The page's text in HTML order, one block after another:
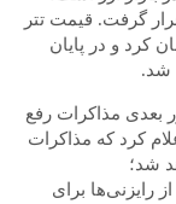
در محدوده ۶۳۲ تومان قرار گرفت. قیمت تتر
کرد و در پایان
بعدی مذاکرات رفع
کرد که مذاکرات
شد؛
برای